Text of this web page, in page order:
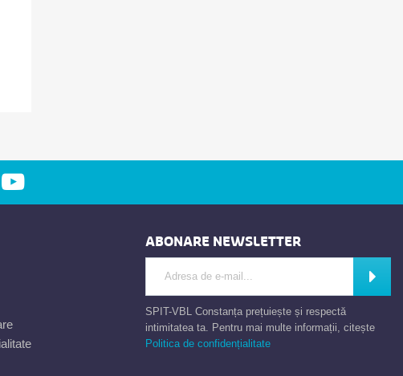
ABONARE NEWSLETTER
SPIT-VBL Constanța prețuiește și respectă
intimitatea ta. Pentru mai multe informații, citește
Politica de confidențialitate